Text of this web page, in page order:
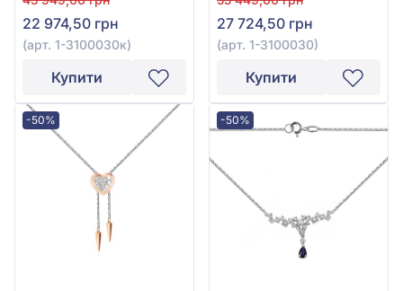
3100030к
22 974,50 грн
(арт. 1-3100030к)
Купити
3100030
27 724,50 грн
(арт. 1-3100030)
Купити
-50% -50%